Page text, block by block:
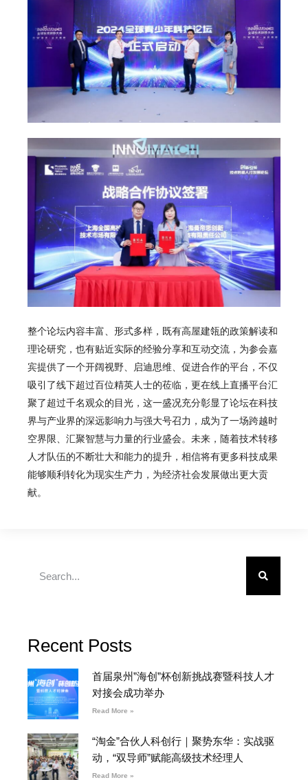
整个论坛内容丰富、形式多样，既有高屋建瓴的政策解读和
理论研究，也有贴近实际的经验分享和互动交流，为参会嘉
宾提供了一个开阔视野、启迪思维、促进合作的平台，不仅
吸引了线下超过百位精英人士的莅临，更在线上直播平台汇
聚了超过千名观众的目光，这一盛况充分彰显了论坛在科技
界与产业界的深远影响力与强大号召力，成为了一场跨越时
空界限、汇聚智慧与力量的行业盛会。未来，随着技术转移
人才队伍的不断壮大和能力的提升，相信将有更多科技成果
能够顺利转化为现实生产力，为经济社会发展做出更大贡
献。
Recent Posts
首届泉州”海创”杯创新挑战赛暨科技人才
对接会成功举办
Read More »
“淘金”合伙人科创行｜聚势东华：实战驱
动，“双导师”赋能高级技术经理人
Read More »